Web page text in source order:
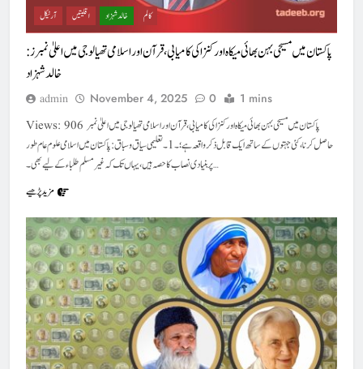
آرٹیکل اقلیتیں خالد شہزاد کالم
پاکستان میں مسیحی بہن بھائی میکاہ اور کنزا کی کامیابی، قرآن اور اسلامی تھیالوجی میں اعلیٰ نمبرز :
خالد شہزاد
admin November 4, 2025 0 1 mins
Views: 906 پاکستان میں مسیحی بہن بھائی میکاہ اور کنزا کی کامیابی، قرآن اور اسلامی تھیالوجی میں اعلیٰ نمبر
حاصل کرنا، کئی جہتوں کے ساتھ ایک قابل ذکر واقعہ ہے؛ ۔1۔تعلیمی سیاق و سباق: پاکستان میں اسلامی علوم عام طور
پر بنیادی نصاب کا حصہ ہیں، یہاں تک کہ غیر مسلم طلباء کے لیے بھی۔…
مزید پڑھیے